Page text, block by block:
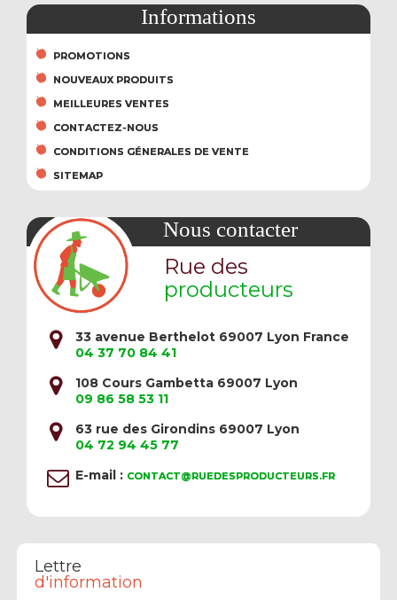
Informations
PROMOTIONS
NOUVEAUX PRODUITS
MEILLEURES VENTES
CONTACTEZ-NOUS
CONDITIONS GÉNERALES DE VENTE
SITEMAP
Nous contacter
Rue des
producteurs
33 avenue Berthelot 69007 Lyon France
04 37 70 84 41
108 Cours Gambetta 69007 Lyon
09 86 58 53 11
63 rue des Girondins 69007 Lyon
04 72 94 45 77
E-mail : CONTACT@RUEDESPRODUCTEURS.FR
Lettre
d'information